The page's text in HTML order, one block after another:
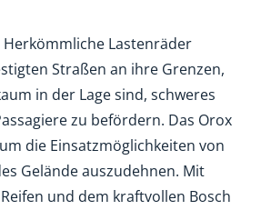
Lastenräder
Straßen an ihre Grenzen,
in der Lage sind, schweres
zu befördern. Das Orox
die Einsatzmöglichkeiten von
Gelände auszudehnen. Mit
und dem kraftvollen Bosch